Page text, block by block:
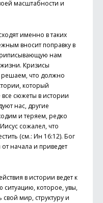
масштабности и
именно в таких
вносит поправку в
нам
Кризисы
решаем, что должно
который
сюжеты в истории
нас, другие
и теряем, редко
сожалел, что
(см.: Ин 16:12). Бог
начала и приведет
в истории ведет к
ситуацию, которое, увы,
мир, структуру и